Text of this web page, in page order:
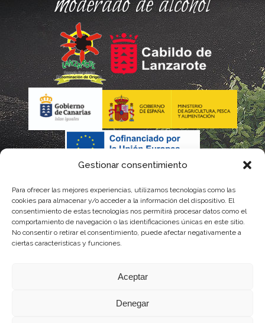
Gestionar consentimiento
Para ofrecer las mejores experiencias, utilizamos tecnologías como las
cookies para almacenar y/o acceder a la información del dispositivo. El
consentimiento de estas tecnologías nos permitirá procesar datos como el
comportamiento de navegación o las identificaciones únicas en este sitio.
No consentir o retirar el consentimiento, puede afectar negativamente a
ciertas características y funciones.
Aceptar
Denegar
La gestión de la DOP Lanzarote realizada por este Consejo
Regulador es financiada, parcialmente, por el Gobierno de
Canarias
Instituto Canario de Calidad Agroalimentaria